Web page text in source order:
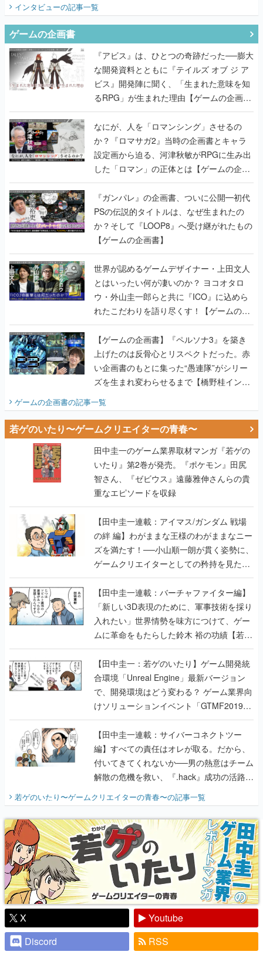
インタビューの記事一覧
ゲームの企画書
『アビス』は、ひとつの奇跡だった──膨大
な開発資料とともに『テイルズ オブ ジ ア
ビス』開発陣に聞く、「生まれた意味を知
るRPG」が生まれた理由【ゲームの企画
書】
なにが、人を「ロマンシング」させるの
か？『ロマサガ2』当時の企画書とキャラ
設定画から迫る、河津秋敏がRPGに生み出
した「ロマン」の正体とは【ゲームの企画
書】
『ガンパレ』の企画書、ついに公開━初代
PSの伝説的タイトルは、なぜ生まれたの
か？そして『LOOP8』へ受け継がれたもの
【ゲームの企画書】
世界が認めるゲームデザイナー・上田文人
とはいったい何が凄いのか？ ヨコオタロ
ウ・外山圭一郎らと共に『ICO』に込めら
れたこだわりを語り尽くす！【ゲームの企
画書】
【ゲームの企画書】『ペルソナ3』を築き
上げたのは反骨心とリスペクトだった。赤
い企画書のもとに集った“愚連隊”がシリー
ズを生まれ変わらせるまで【橋野桂インタ
ゲームの企画書の記事一覧
若ゲのいたり〜ゲームクリエイターの青春〜
田中圭一のゲーム業界取材マンガ『若ゲの
いたり』第2巻が発売。『ポケモン』田尻
智さん、『ゼビウス』遠藤雅伸さんらの貴
重なエピソードを収録
【田中圭一連載：アイマス/ガンダム 戦場
の絆 編】わがままな王様のわがままなニー
ズを満たす！──小山順一朗が貫く姿勢に、
ゲームクリエイターとしての矜持を見た
【若ゲのいたり最終回】
【田中圭一連載：バーチャファイター編】
「新しい3D表現のために、軍事技術を採り
入れたい」世界情勢を味方につけて、ゲー
ムに革命をもたらした鈴木 裕の功績【若ゲ
のいたり】
【田中圭一：若ゲのいたり】ゲーム開発統
合環境「Unreal Engine」最新バージョン
で、開発環境はどう変わる？ ゲーム業界向
けソリューションイベント「GTMF2019」
に行って、より理解を深めよう【PR】
【田中圭一連載：サイバーコネクトツー
編】すべての責任はオレが取る。だから、
付いてきてくれないか──男の熱意はチーム
解散の危機を救い、『.hack』成功の活路を
『少年ジャンプ』色だった【若ゲのいた
り】
若ゲのいたり〜ゲームクリエイターの青春〜の記事一覧
X
Youtube
Discord
RSS